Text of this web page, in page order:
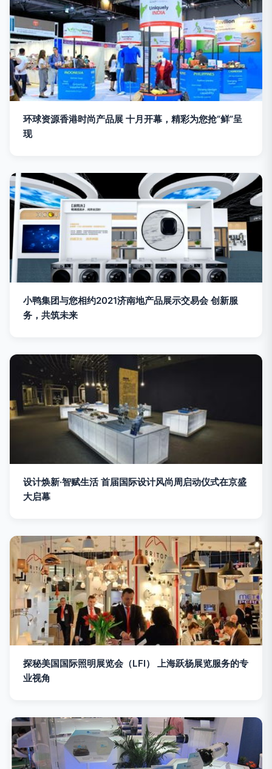
环球资源香港时尚产品展 十月开幕，精彩为您抢“鲜”呈
现
小鸭集团与您相约2021济南地产品展示交易会 创新服
务，共筑未来
设计焕新·智赋生活 首届国际设计风尚周启动仪式在京盛
大启幕
探秘美国国际照明展览会（LFI） 上海跃杨展览服务的专
业视角